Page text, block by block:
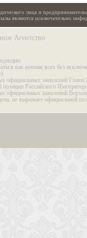
лица и
являются исключительно
Агентство
как мнение всех без
официальных заявлений Главы
Российского
официальных заявлений
не выражает официальной